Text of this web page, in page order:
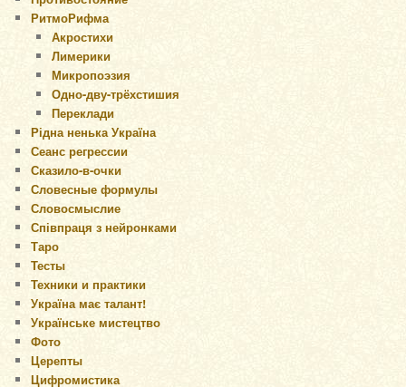
РитмоРифма
Акростихи
Лимерики
Микропоэзия
Одно-дву-трёхстишия
Переклади
Рідна ненька Україна
Сеанс регрессии
Сказило-в-очки
Словесные формулы
Словосмыслие
Співпраця з нейронками
Таро
Тесты
Техники и практики
Україна має талант!
Українське мистецтво
Фото
Церепты
Цифромистика